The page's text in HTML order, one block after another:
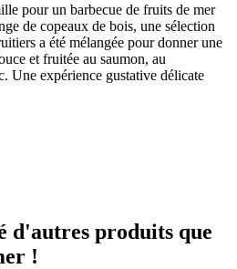
pour un barbecue de fruits de mer
de copeaux de bois, une sélection
a été mélangée pour donner une
et fruitée au saumon, au
Une expérience gustative délicate
d'autres produits que
!